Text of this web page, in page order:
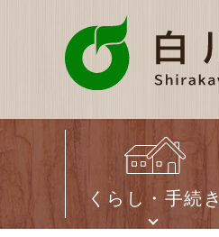
くらし・手続き